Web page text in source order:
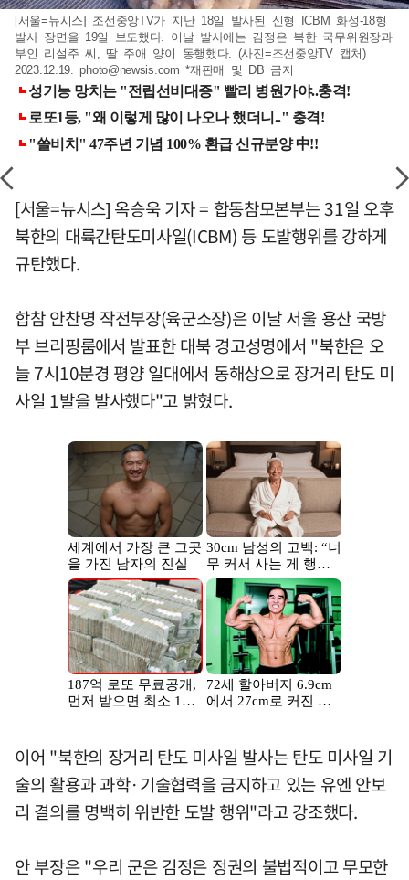
[서울=뉴시스] 조선중앙TV가 지난 18일 발사된 신형 ICBM 화성-18형
발사 장면을 19일 보도했다. 이날 발사에는 김정은 북한 국무위원장과
부인 리설주 씨, 딸 주애 양이 동행했다. (사진=조선중앙TV 캡처)
2023.12.19.photo@newsis.com *재판매 및 DB 금지
[서울=뉴시스] 옥승욱 기자 = 합동참모본부는 31일 오후
북한의 대륙간탄도미사일(ICBM) 등 도발행위를 강하게
규탄했다.
합참 안찬명 작전부장(육군소장)은 이날 서울 용산 국방
부 브리핑룸에서 발표한 대북 경고성명에서 "북한은 오
늘 7시10분경 평양 일대에서 동해상으로 장거리 탄도 미
사일 1발을 발사했다"고 밝혔다.
이어 "북한의 장거리 탄도 미사일 발사는 탄도 미사일 기
술의 활용과 과학·기술협력을 금지하고 있는 유엔 안보
리 결의를 명백히 위반한 도발 행위"라고 강조했다.
안 부장은 "우리 군은 김정은 정권의 불법적이고 무모한